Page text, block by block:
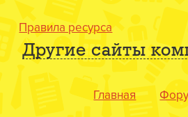
Правила ресурса
Другие сайты
Главная